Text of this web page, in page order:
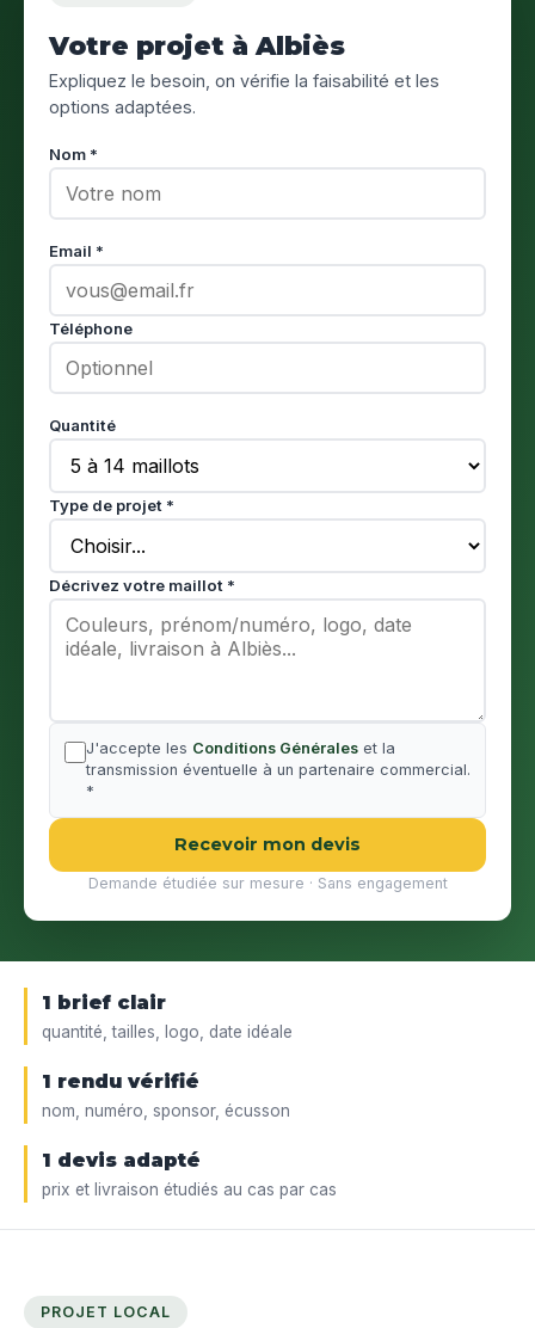
Votre projet à Albiès
Expliquez le besoin, on vérifie la faisabilité et les
options adaptées.
Nom *
Email *
Téléphone
Quantité
Type de projet *
Décrivez votre maillot *
J'accepte les Conditions Générales et la
transmission éventuelle à un partenaire commercial.
*
Recevoir mon devis
Demande étudiée sur mesure · Sans engagement
1 brief clair
quantité, tailles, logo, date idéale
1 rendu vérifié
nom, numéro, sponsor, écusson
1 devis adapté
prix et livraison étudiés au cas par cas
PROJET LOCAL